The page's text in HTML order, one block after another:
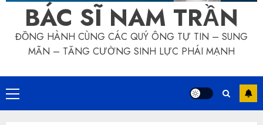
BÁC SĨ NAM TRẦN
ĐỒNG HÀNH CÙNG CÁC QUÝ ÔNG TỰ TIN – SUNG
MÃN – TĂNG CƯỜNG SINH LỰC PHÁI MẠNH
Primary
Menu